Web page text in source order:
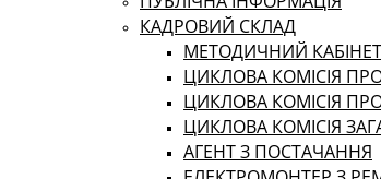
КАДРОВИЙ СКЛАД
МЕТОДИЧНИЙ КАБІНЕТ
ЦИКЛОВА КОМІСІЯ
ЦИКЛОВА КОМІСІЯ
ЦИКЛОВА КОМІСІЯ
АГЕНТ З ПОСТАЧАННЯ